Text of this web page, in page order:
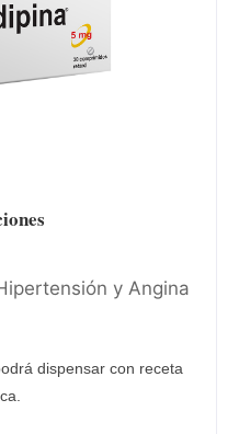
y Angina
dispensar con receta